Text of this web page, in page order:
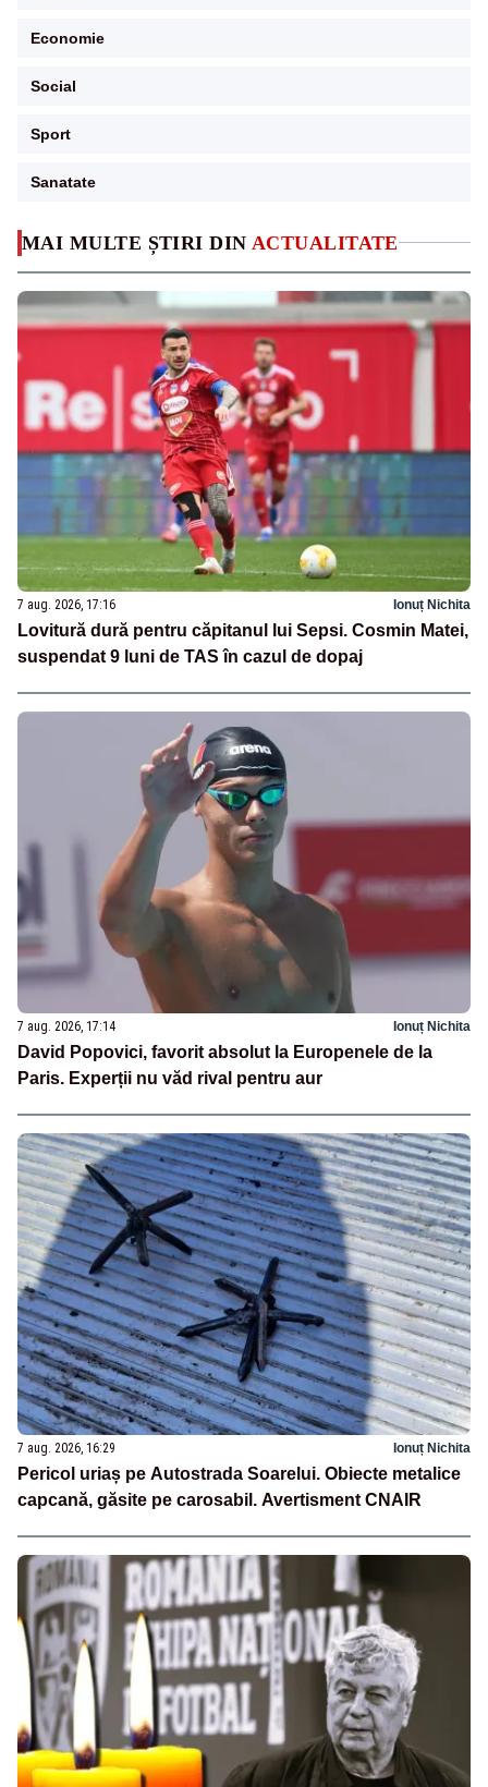
MAI MULTE ȘTIRI DIN ACTUALITATE
7 aug. 2026, 17:16 Ionuț Nichita
Lovitură dură pentru căpitanul lui Sepsi. Cosmin Matei,
suspendat 9 luni de TAS în cazul de dopaj
7 aug. 2026, 17:14 Ionuț Nichita
David Popovici, favorit absolut la Europenele de la
Paris. Experții nu văd rival pentru aur
7 aug. 2026, 16:29 Ionuț Nichita
Pericol uriaș pe Autostrada Soarelui. Obiecte metalice
capcană, găsite pe carosabil. Avertisment CNAIR
Economie
Social
Sport
Sanatate